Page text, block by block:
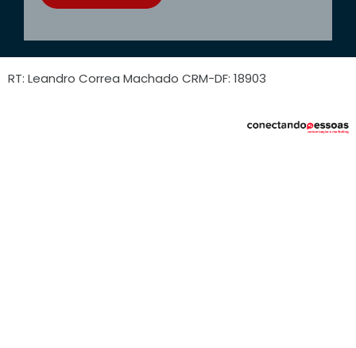
RT: Leandro Correa Machado CRM-DF: 18903